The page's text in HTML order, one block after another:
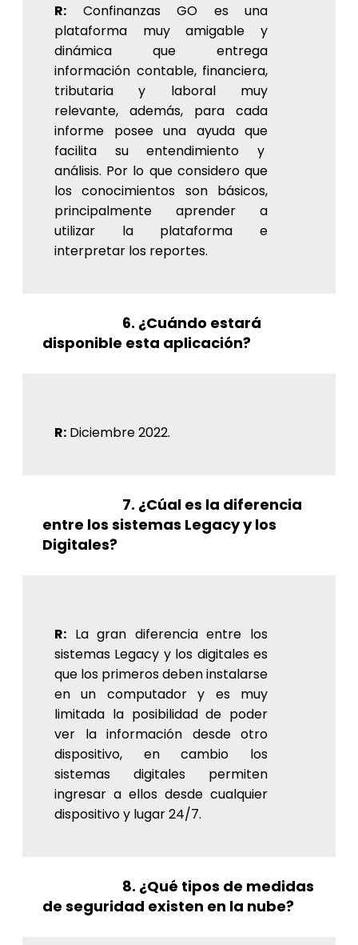
R: Confinanzas GO es una
plataforma muy amigable y
dinámica que entrega
información contable, financiera,
tributaria y laboral muy
relevante, además, para cada
informe posee una ayuda que
facilita su entendimiento y
análisis. Por lo que considero que
los conocimientos son básicos,
principalmente aprender a
utilizar la plataforma e
interpretar los reportes.
6. ¿Cuándo estará
disponible esta aplicación?
R: Diciembre 2022.
7. ¿Cúal es la diferencia
entre los sistemas Legacy y los
Digitales?
R: La gran diferencia entre los
sistemas Legacy y los digitales es
que los primeros deben instalarse
en un computador y es muy
limitada la posibilidad de poder
ver la información desde otro
dispositivo, en cambio los
sistemas digitales permiten
ingresar a ellos desde cualquier
dispositivo y lugar 24/7.
8. ¿Qué tipos de medidas
de seguridad existen en la nube?